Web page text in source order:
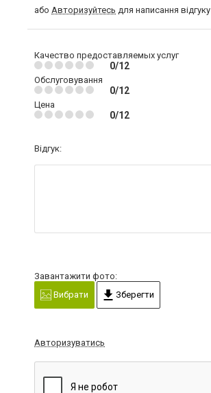
або Авторизуйтесь для написання відгуку
Качество предоставляемых услуг
0/12
Обслуговування
0/12
Цена
0/12
Відгук:
Завантажити фото:
Вибрати
Зберегти
Авторизуватись